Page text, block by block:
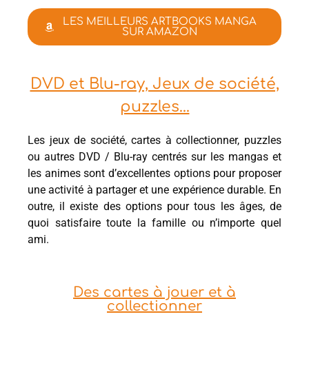
LES MEILLEURS ARTBOOKS MANGA
SUR AMAZON
DVD et Blu-ray, Jeux de société,
puzzles...
Les jeux de société, cartes à collectionner, puzzles
ou autres DVD / Blu-ray centrés sur les mangas et
les animes sont d’excellentes options pour proposer
une activité à partager et une expérience durable. En
outre, il existe des options pour tous les âges, de
quoi satisfaire toute la famille ou n’importe quel
ami.
Des cartes à jouer et à
collectionner